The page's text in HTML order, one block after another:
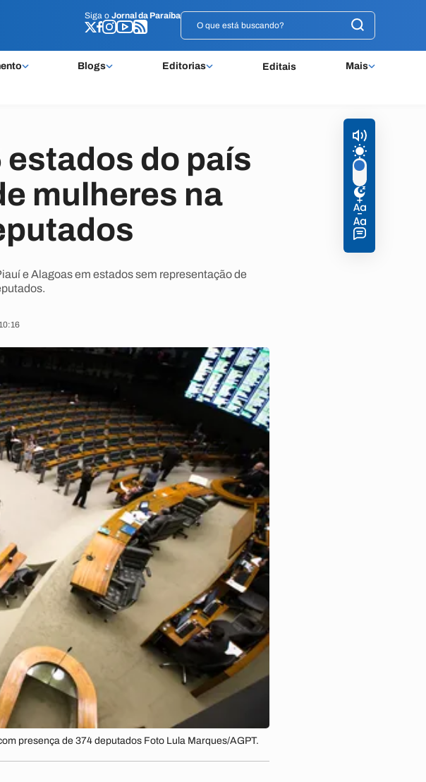
Siga o Jornal da Paraíba
Blogs Editorias Editais Mais
Siga o Jornal da Paraíba
estados do país
mulheres na
e Alagoas em estados sem representação de
presença de 374 deputados Foto Lula Marques/AGPT.